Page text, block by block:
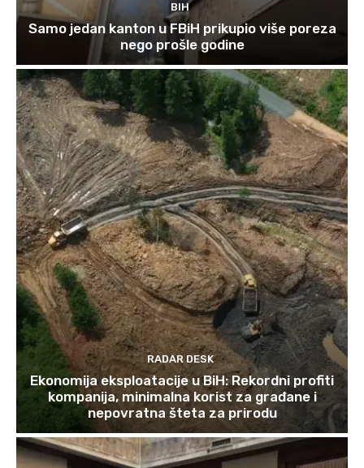
BIH
Samo jedan kanton u FBiH prikupio više poreza
nego prošle godine
RADAR DESK
Ekonomija eksploatacije u BiH: Rekordni profiti
kompanija, minimalna korist za građane i
nepovratna šteta za prirodu